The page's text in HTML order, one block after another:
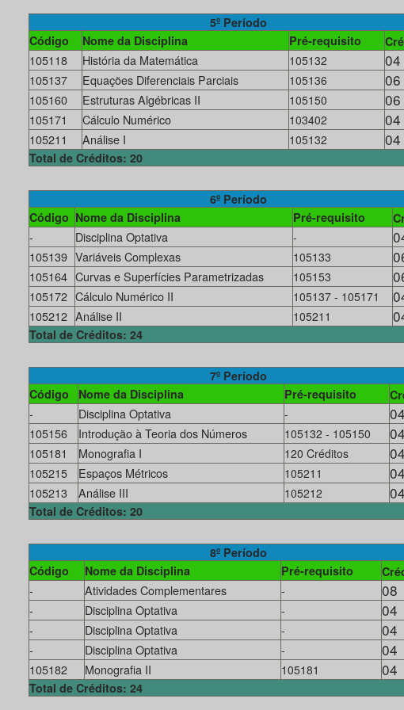
5º Período
Código
Nome da Disciplina Pré-requisito
105118 História da Matemática 105132 04
105137 Equações Diferenciais Parciais 105136 06
105160 Estruturas Algébricas II 105150 06
105171 Cálculo Numérico 103402 04
105211 Análise I 105132 04
Total de Créditos: 20
6º Período
Código Nome da Disciplina Pré-requisito
- Disciplina Optativa -
105139 Variáveis Complexas 105133
105164 Curvas e Superfícies Parametrizadas 105153
105172 Cálculo Numérico II 105137 - 105171
105212 Análise II 105211
Total de Créditos: 24
7º Período
Código
Nome da Disciplina Pré-requisito
- Disciplina Optativa - 04
105156 Introdução à Teoria dos Números 105132 - 105150 04
105181 Monografia I 120 Créditos 04
105215 Espaços Métricos 105211 04
105213 Análise III 105212 04
Total de Créditos: 20
8º Período
Código
Nome da Disciplina Pré-requisito
- Atividades Complementares - 08
- Disciplina Optativa - 04
- Disciplina Optativa - 04
- Disciplina Optativa - 04
105182 Monografia II 105181 04
Total de Créditos: 24